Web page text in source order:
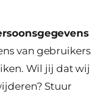
van gebruikers
Wil jij dat wij
Stuur